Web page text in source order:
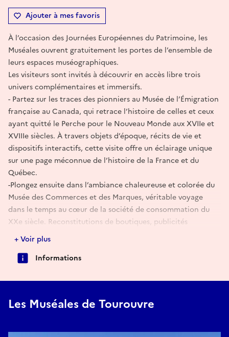
Ajouter à mes favoris
À l’occasion des Journées Européennes du Patrimoine, les
Muséales ouvrent gratuitement les portes de l’ensemble de
leurs espaces muséographiques.
Les visiteurs sont invités à découvrir en accès libre trois
univers complémentaires et immersifs.
- Partez sur les traces des pionniers au Musée de l’Émigration
française au Canada, qui retrace l’histoire de celles et ceux
ayant quitté le Perche pour le Nouveau Monde aux XVIIe et
XVIIIe siècles. À travers objets d’époque, récits de vie et
dispositifs interactifs, cette visite offre un éclairage unique
sur une page méconnue de l’histoire de la France et du
Québec.
-Plongez ensuite dans l’ambiance chaleureuse et colorée du
Musée des Commerces et des Marques, véritable voyage
dans le temps au cœur de la société de consommation du
XXe siècle. Reconstitutions de boutiques, publicités
anciennes et objets du quotidien réveillent souvenirs et
curiosité, petits et grands y trouvent leur compte.
Cette première exposition constituera le point de départ du
terre natale de celles et ceux qui ont quitté leur région pour
+ Voir plus
Informations
Les Muséales de Tourouvre